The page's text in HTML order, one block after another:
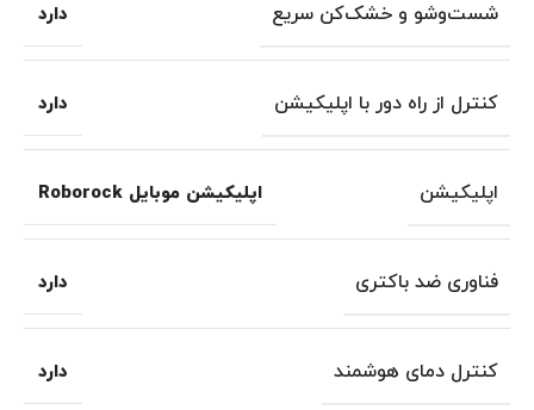
شست‌وشو و خشک‌کن سریع دارد
کنترل از راه دور با اپلیکیشن دارد
اپلیکیشن اپلیکیشن موبایل Roborock
فناوری ضد باکتری دارد
کنترل دمای هوشمند دارد